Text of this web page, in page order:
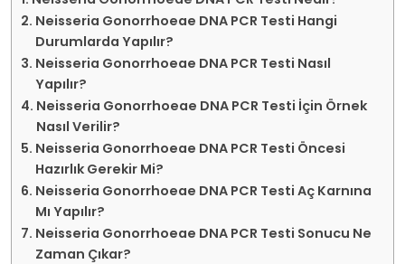
Neisseria Gonorrhoeae DNA PCR Testi Hangi
Durumlarda Yapılır?
Neisseria Gonorrhoeae DNA PCR Testi Nasıl
Yapılır?
Neisseria Gonorrhoeae DNA PCR Testi İçin Örnek
Nasıl Verilir?
Neisseria Gonorrhoeae DNA PCR Testi Öncesi
Hazırlık Gerekir Mi?
Neisseria Gonorrhoeae DNA PCR Testi Aç Karnına
Mı Yapılır?
Neisseria Gonorrhoeae DNA PCR Testi Sonucu Ne
Zaman Çıkar?